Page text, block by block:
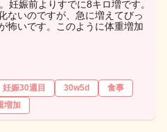
妊娠前よりすでに8キロ増です。
ないのですが、急に増えてびっ
怖いです。このように体重増加
妊娠30週目 30w5d
食事
増加